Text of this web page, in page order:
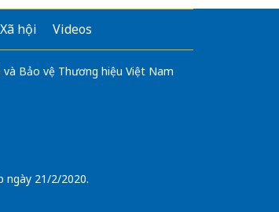
Xã hội Videos
Bảo vệ Thương hiệu Việt Nam
ngày 21/2/2020.